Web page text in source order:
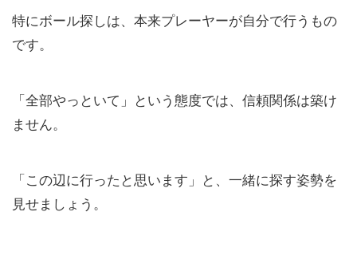
特にボール探しは、本来プレーヤーが自分で行うもの
です。
「全部やっといて」という態度では、信頼関係は築け
ません。
「この辺に行ったと思います」と、一緒に探す姿勢を
見せましょう。